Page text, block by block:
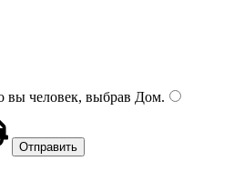
вы человек, выбрав Дом.